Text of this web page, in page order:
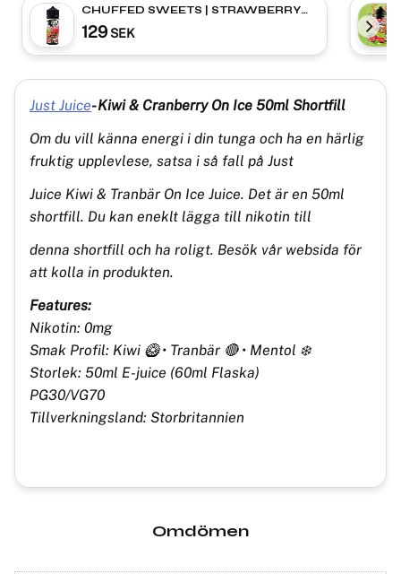
CHUFFED SWEETS | STRAWBERRY
KIWI GUM | Shortfill
129 SEK
Just Juice- Kiwi & Cranberry On Ice 50ml Shortfill
Om du vill känna energi i din tunga och ha en härlig
fruktig upplevlese, satsa i så fall på Just
Juice Kiwi & Tranbär On Ice Juice. Det är en 50ml
shortfill. Du kan eneklt lägga till nikotin till
denna shortfill och ha roligt. Besök vår websida för
att kolla in produkten.
Features:
Nikotin: 0mg
Smak Profil: Kiwi 🥝 • Tranbär 🔴 • Mentol ❄️
Storlek: 50ml E-juice (60ml Flaska)
PG30/VG70
Tillverkningsland: Storbritannien
Omdömen